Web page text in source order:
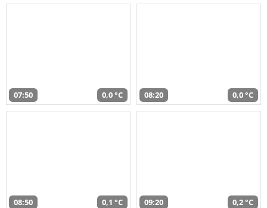
07:50 0,0 °C 08:20 0,0 °C
08:50 0,1 °C 09:20 0,2 °C